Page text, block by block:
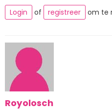
Login
of registreer om te
Royolosch